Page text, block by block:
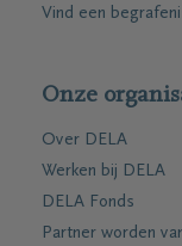
Vind een
Onze
Over DELA
Werken bij DELA
DELA Fonds
Partner worden